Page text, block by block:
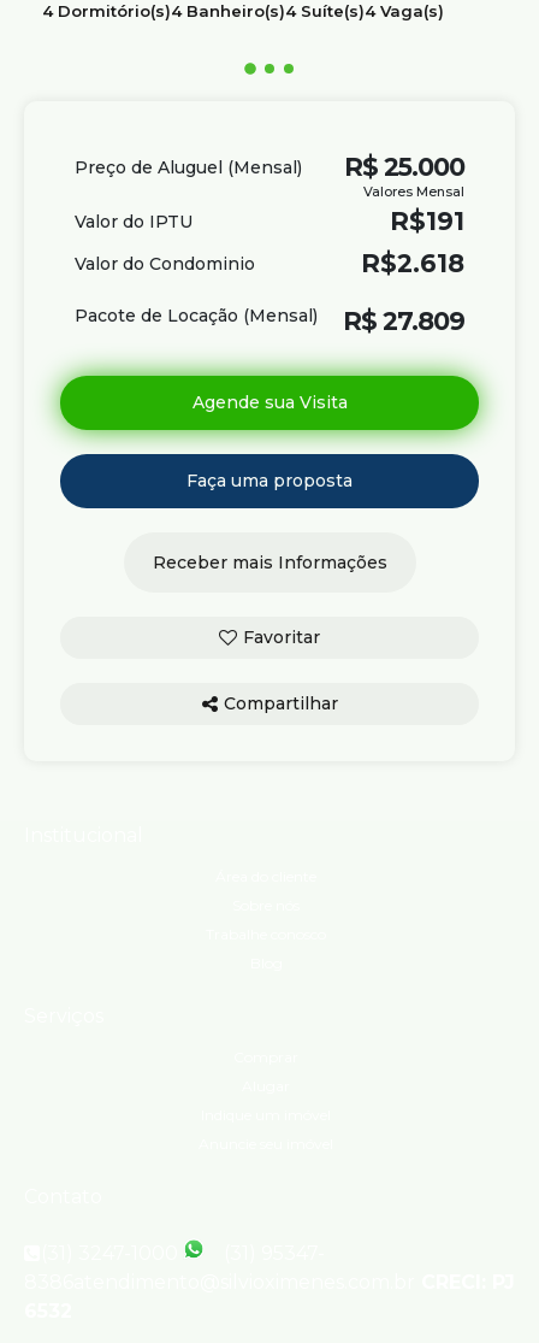
4 Dormitório(s)4 Banheiro(s)4 Suíte(s)4 Vaga(s)
R$ 25.000
Preço de Aluguel (Mensal)
Valores Mensal
Valor do IPTU R$191
Valor do Condominio R$2.618
R$ 27.809
Pacote de Locação (Mensal)
Compartilhar